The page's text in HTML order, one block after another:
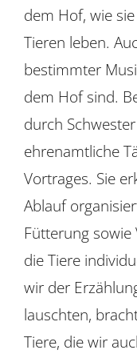
dem Hof, wie
Tieren leben.
bestimmter
dem Hof sind.
durch
ehrenamtliche
Vortrages. Sie
Ablauf
Fütterung
die Tiere
wir der
lauschten,
Tiere, die wir